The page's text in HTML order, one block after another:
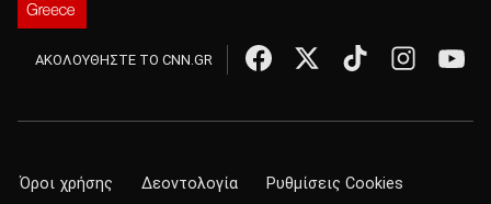
ΑΚΟΛΟΥΘΗΣΤΕ ΤΟ CNN.GR
Όροι χρήσης Δεοντολογία Ρυθμίσεις Cookies